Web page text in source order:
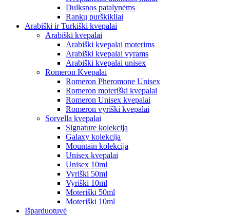
Dulksnos patalynėms
Rankų purškikliai
Arabiški ir Turkiški kvepalai
Arabiški kvepalai
Arabiški kvepalai moterims
Arabiški kvepalai vyrams
Arabiški kvepalai unisex
Romeron Kvepalai
Romeron Pheromone Unisex
Romeron moteriški kvepalai
Romeron Unisex kvepalai
Romeron vyriški kvepalai
Sorvella kvepalai
Signature kolekcija
Galaxy kolekcija
Mountain kolekcija
Unisex kvepalai
Unisex 10ml
Vyriški 50ml
Vyriški 10ml
Moteriški 50ml
Moteriški 10ml
Išparduotuvė